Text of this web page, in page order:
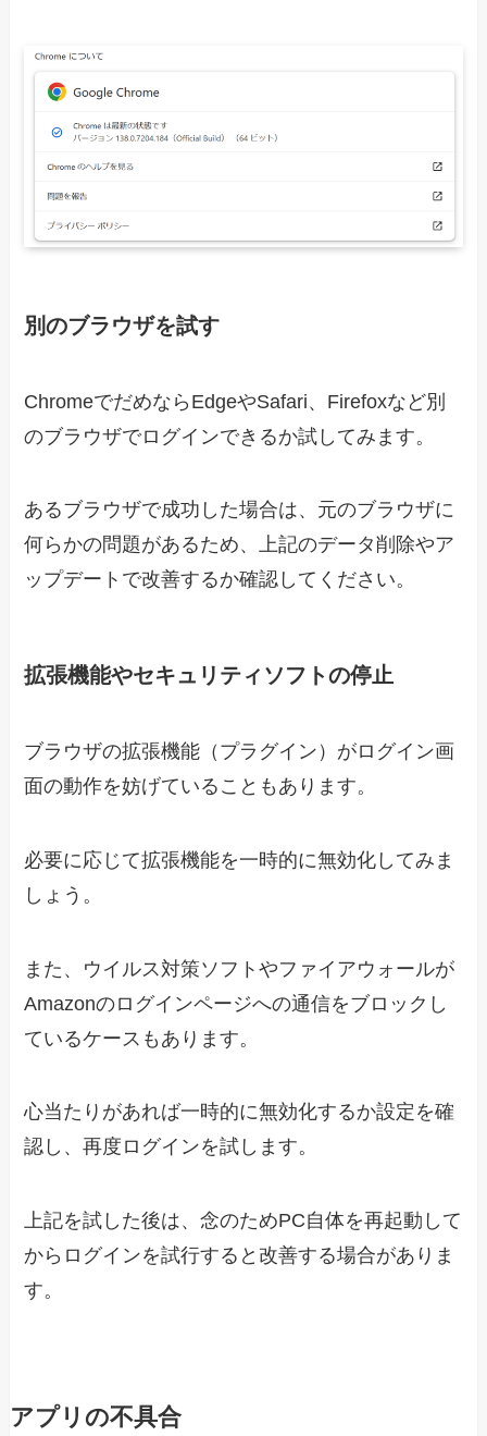
別のブラウザを試す
ChromeでだめならEdgeやSafari、Firefoxなど別
のブラウザでログインできるか試してみます。
あるブラウザで成功した場合は、元のブラウザに
何らかの問題があるため、上記のデータ削除やア
ップデートで改善するか確認してください。
拡張機能やセキュリティソフトの停止
ブラウザの拡張機能（プラグイン）がログイン画
面の動作を妨げていることもあります。
必要に応じて拡張機能を一時的に無効化してみま
しょう。
また、ウイルス対策ソフトやファイアウォールが
Amazonのログインページへの通信をブロックし
ているケースもあります。
心当たりがあれば一時的に無効化するか設定を確
認し、再度ログインを試します。
上記を試した後は、念のためPC自体を再起動して
からログインを試行すると改善する場合がありま
す。
アプリの不具合